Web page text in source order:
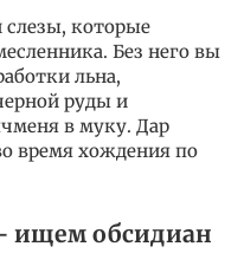
которые
Без него вы
льна,
руды и
в муку. Дар
время хождения по
ищем обсидиан